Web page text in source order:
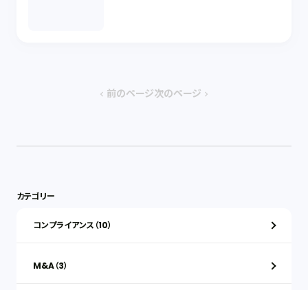
chevron_left 前のページ次のページ chevron_right
カテゴリー
コンプライアンス（10）
M&A（3）